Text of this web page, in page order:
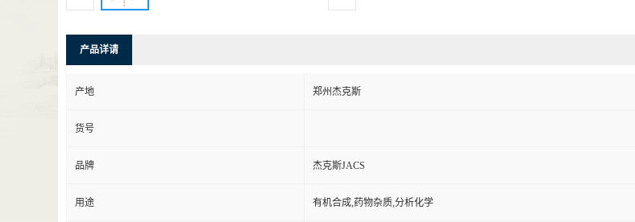
产品详请
产地 郑州杰克斯
货号
品牌 杰克斯JACS
用途 有机合成,药物杂质,分析化学